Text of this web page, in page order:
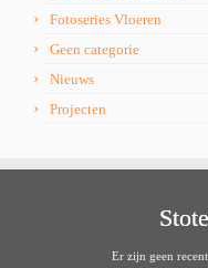
Fotoseries Vloeren
Geen categorie
Nieuws
Projecten
Er zijn geen